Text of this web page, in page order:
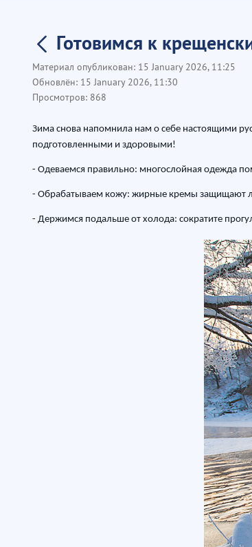
Готовимся к
Материал опубликован: 15 January 2026, 11:25
Обновлён: 15 January 2026, 11:30
Просмотров: 868
Зима снова напомнила нам о себе настоящими
подготовленными и здоровыми!
- Одеваемся правильно: многослойная одежда
- Обрабатываем кожу: жирные кремы защищают
- Держимся подальше от холода: сократите